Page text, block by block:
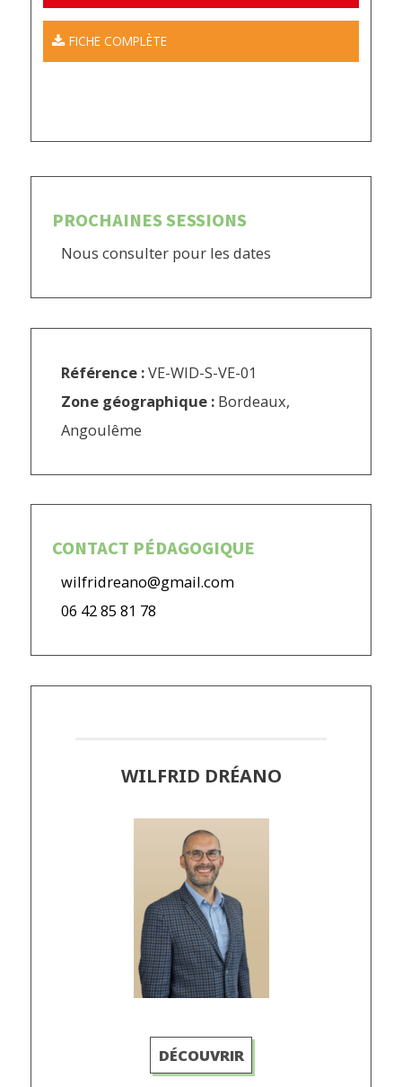
FICHE COMPLÈTE
PROCHAINES SESSIONS
Nous consulter pour les dates
Référence :VE-WID-S-VE-01
Zone géographique : Bordeaux,
Angoulême
CONTACT PÉDAGOGIQUE
wilfridreano@gmail.com
06 42 85 81 78
WILFRID DRÉANO
DÉCOUVRIR